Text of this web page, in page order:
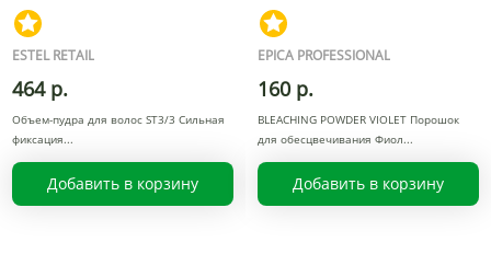
ESTEL RETAIL
464 р.
Объем-пудра для волос ST3/3 Сильная
фиксация
Добавить в корзину
EPICA PROFESSIONAL
160 р.
BLEACHING POWDER VIOLET Порошок
для обесцвечивания Фиол
Добавить в корзину